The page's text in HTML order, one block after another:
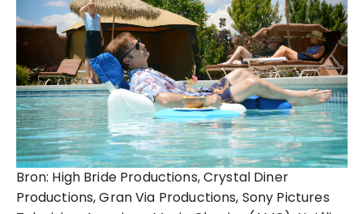
Bron: High Bride Productions, Crystal Diner
Productions, Gran Via Productions, Sony Pictures